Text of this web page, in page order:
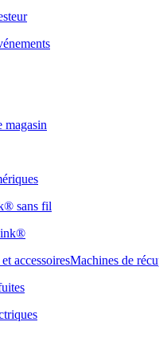
magasin
sans fil
accessoiresMachines de